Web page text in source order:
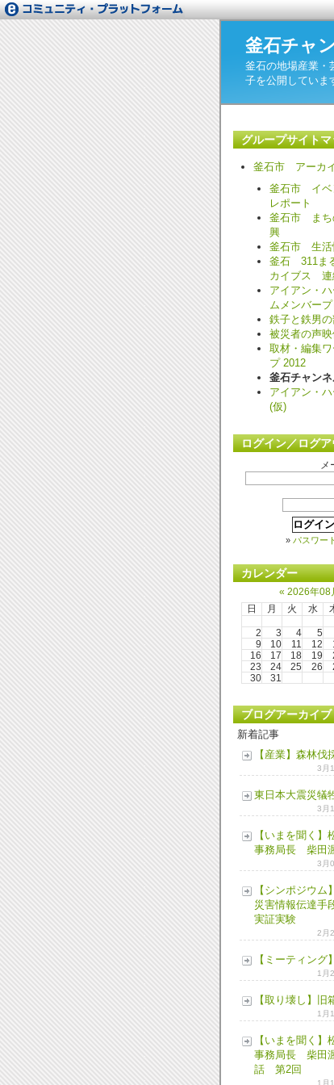
釜石チャ
釜石の地場産業・
子を公開していま
グループサイトマ
釜石市 アーカ
釜石市 イベ
レポート
釜石市 まち
興
釜石市 生活
釜石 311ま
カイブス 連
アイアン・
ムメンバー
鉄子と鉄男の
被災者の声
取材・編集
プ 2012
釜石チャン
アイアン・
(仮)
ログイン／ログア
メ
» パスワー
カレンダー
« 2026年08
日
月 火 水
2
3 4 5
9
10 11 12
16
17 18 19
23
24 25 26
30
31
ブログアーカイブ
新着記事
【産業】森林伐
3月
東日本大震災犠
3月
【いまを聞く】
事務局長 柴田
3月
【シンポジウム
災害情報伝達手
実証実験
2月
【ミーティング】
1月
【取り壊し】旧
1月
【いまを聞く】
事務局長 柴田
話 第2回
1月